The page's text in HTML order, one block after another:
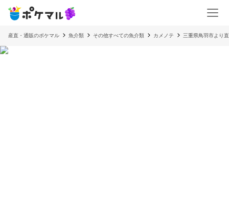
産直・通販のポケマル 魚介類 その他すべての魚介類 カメノテ 三重県鳥羽市より